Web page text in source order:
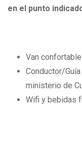
en el punto
Van
Conductor/
ministerio de
Wifi y bebidas